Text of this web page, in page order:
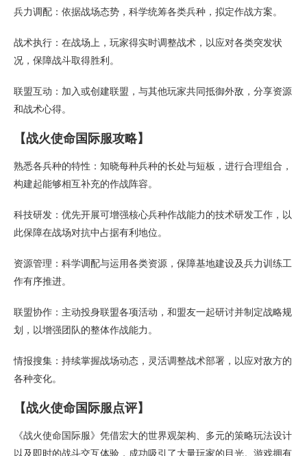
兵力调配：依据战场态势，科学统筹各类兵种，拟定作战方案。
战术执行：在战场上，玩家得实时调整战术，以应对各类突发状
况，保障战斗取得胜利。
联盟互动：加入或创建联盟，与其他玩家共同抵御外敌，分享资源
和战术心得。
【战火使命国际服攻略】
熟悉各兵种的特性：知晓每种兵种的长处与短板，进行合理组合，
构建起能够相互补充的作战阵容。
科技研发：优先开展可增强核心兵种作战能力的技术研发工作，以
此保障在战场对抗中占据有利地位。
资源管理：科学调配与运用各类资源，保障基地建设及兵力训练工
作有序推进。
联盟协作：主动投身联盟各项活动，和盟友一起研讨并制定战略规
划，以增强团队的整体作战能力。
情报搜集：持续掌握战场动态，灵活调整战术部署，以应对敌方的
各种变化。
【战火使命国际服点评】
《战火使命国际服》凭借宏大的世界观架构、多元的策略玩法设计
以及即时的战斗交互体验，成功吸引了大量玩家的目光。游戏拥有